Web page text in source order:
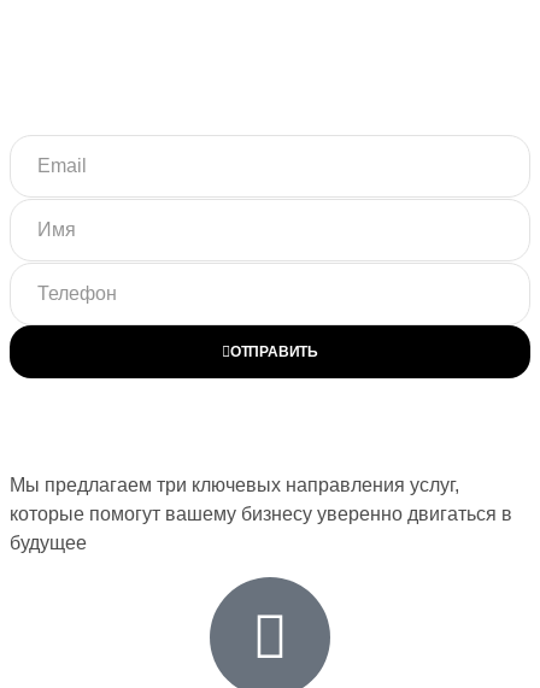
ОТПРАВИТЬ
Мы предлагаем три ключевых направления услуг,
которые помогут вашему бизнесу уверенно двигаться в
будущее